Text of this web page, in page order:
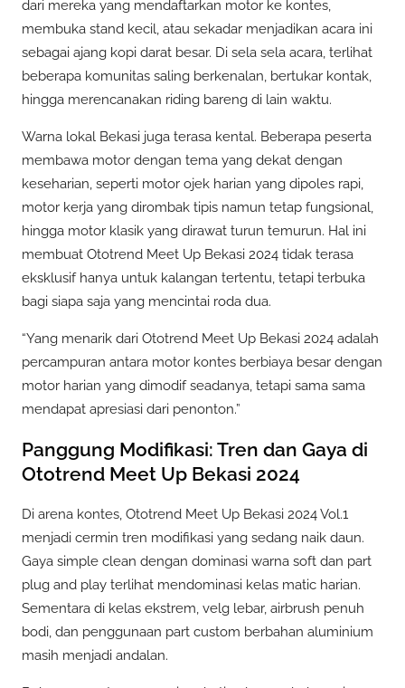
dari mereka yang mendaftarkan motor ke kontes,
membuka stand kecil, atau sekadar menjadikan acara ini
sebagai ajang kopi darat besar. Di sela sela acara, terlihat
beberapa komunitas saling berkenalan, bertukar kontak,
hingga merencanakan riding bareng di lain waktu.
Warna lokal Bekasi juga terasa kental. Beberapa peserta
membawa motor dengan tema yang dekat dengan
keseharian, seperti motor ojek harian yang dipoles rapi,
motor kerja yang dirombak tipis namun tetap fungsional,
hingga motor klasik yang dirawat turun temurun. Hal ini
membuat Ototrend Meet Up Bekasi 2024 tidak terasa
eksklusif hanya untuk kalangan tertentu, tetapi terbuka
bagi siapa saja yang mencintai roda dua.
“Yang menarik dari Ototrend Meet Up Bekasi 2024 adalah
percampuran antara motor kontes berbiaya besar dengan
motor harian yang dimodif seadanya, tetapi sama sama
mendapat apresiasi dari penonton.”
Panggung Modifikasi: Tren dan Gaya di
Ototrend Meet Up Bekasi 2024
Di arena kontes, Ototrend Meet Up Bekasi 2024 Vol.1
menjadi cermin tren modifikasi yang sedang naik daun.
Gaya simple clean dengan dominasi warna soft dan part
plug and play terlihat mendominasi kelas matic harian.
Sementara di kelas ekstrem, velg lebar, airbrush penuh
bodi, dan penggunaan part custom berbahan aluminium
masih menjadi andalan.